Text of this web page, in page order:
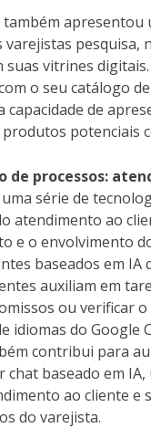
também
varejistas pesquisa,
suas vitrines
o seu catálogo
capacidade de
potenciais
de processos:
série de
atendimento ao
e o envolvimento
baseados em
auxiliam em
ou verificar
idiomas do Google
contribui para
chat baseado em
ao cliente e
do varejista.